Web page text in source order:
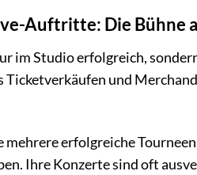
Auftritte: Die Bühne
im Studio erfolgreich,
Ticketverkäufen und
mehrere erfolgreiche
Ihre Konzerte sind oft